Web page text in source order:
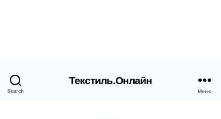
Search
Текстиль.Онлайн
Меню